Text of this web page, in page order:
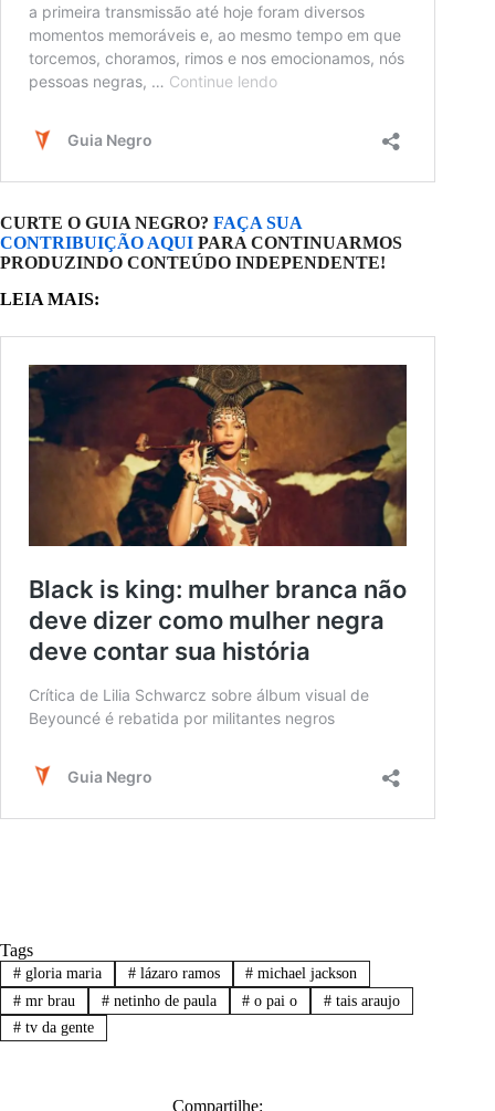
CURTE O GUIA NEGRO? FAÇA SUA
CONTRIBUIÇÃO AQUI PARA CONTINUARMOS
PRODUZINDO CONTEÚDO INDEPENDENTE!
LEIA MAIS:
Tags
#gloria maria #lázaro ramos # michael jackson
#mr brau #netinho de paula # o pai o # tais araujo
#tv da gente
Compartilhe: